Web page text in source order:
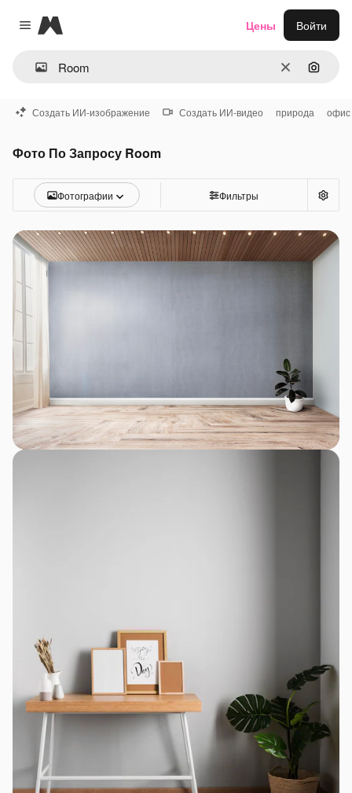
Close menu
Magnific
ОчиститьПоиск
Цены Войти
Создать ИИ-изображение Создать ИИ-видео природа офис
Фото По Запросу Room
Фотографии Фильтры